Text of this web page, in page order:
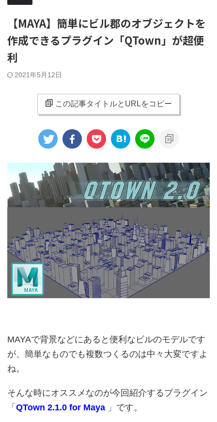
【MAYA】簡単にビル郡のオブジェクトを
作成できるプラグイン「QTown」が超便
利
2021年5月12日
この記事タイトルとURLをコピー
MAYAで背景などにあると便利なビルのモデルです
が、簡単なものでも複数つくるのは中々大変ですよ
ね。
そんな時にオススメなのが今回紹介するプラグイン
「 QTown 2.1.0 for Maya 」です。